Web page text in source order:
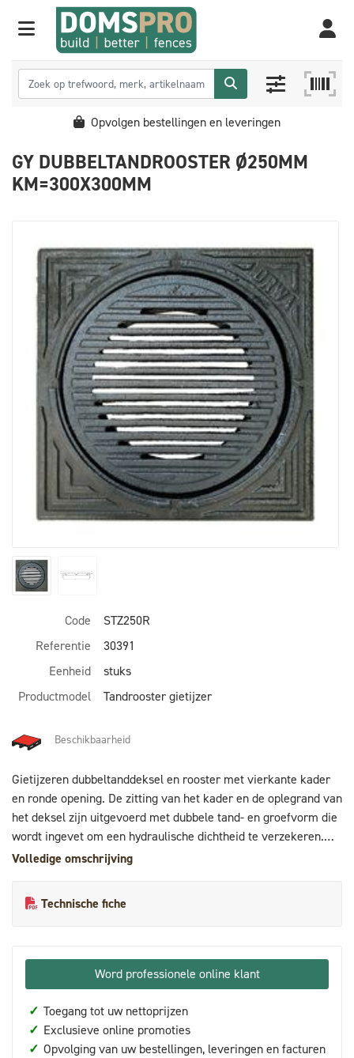
Opvolgen bestellingen en leveringen
GY DUBBELTANDROOSTER Ø250MM
KM=300X300MM
Code
STZ250R
Referentie
30391
Eenheid
stuks
Productmodel
Tandrooster gietijzer
Beschikbaarheid
Gietijzeren dubbeltanddeksel en rooster met vierkante kader
en ronde opening. De zitting van het kader en de oplegrand van
het deksel zijn uitgevoerd met dubbele tand- en groefvorm die
wordt ingevet om een hydraulische dichtheid te verzekeren.
Perfecte pasvorm voor op de PVC en PP inspectieputten. (niet
tegen te gaan. Er kan ook gebruik gemaakt worden van een
prefab betonrand die de nodige steun geeft aan het deksel.
Volledige omschrijving
Technische fiche
Word professionele online klant
✓ Toegang tot uw nettoprijzen
✓ Exclusieve online promoties
✓ Opvolging van uw bestellingen, leveringen en facturen